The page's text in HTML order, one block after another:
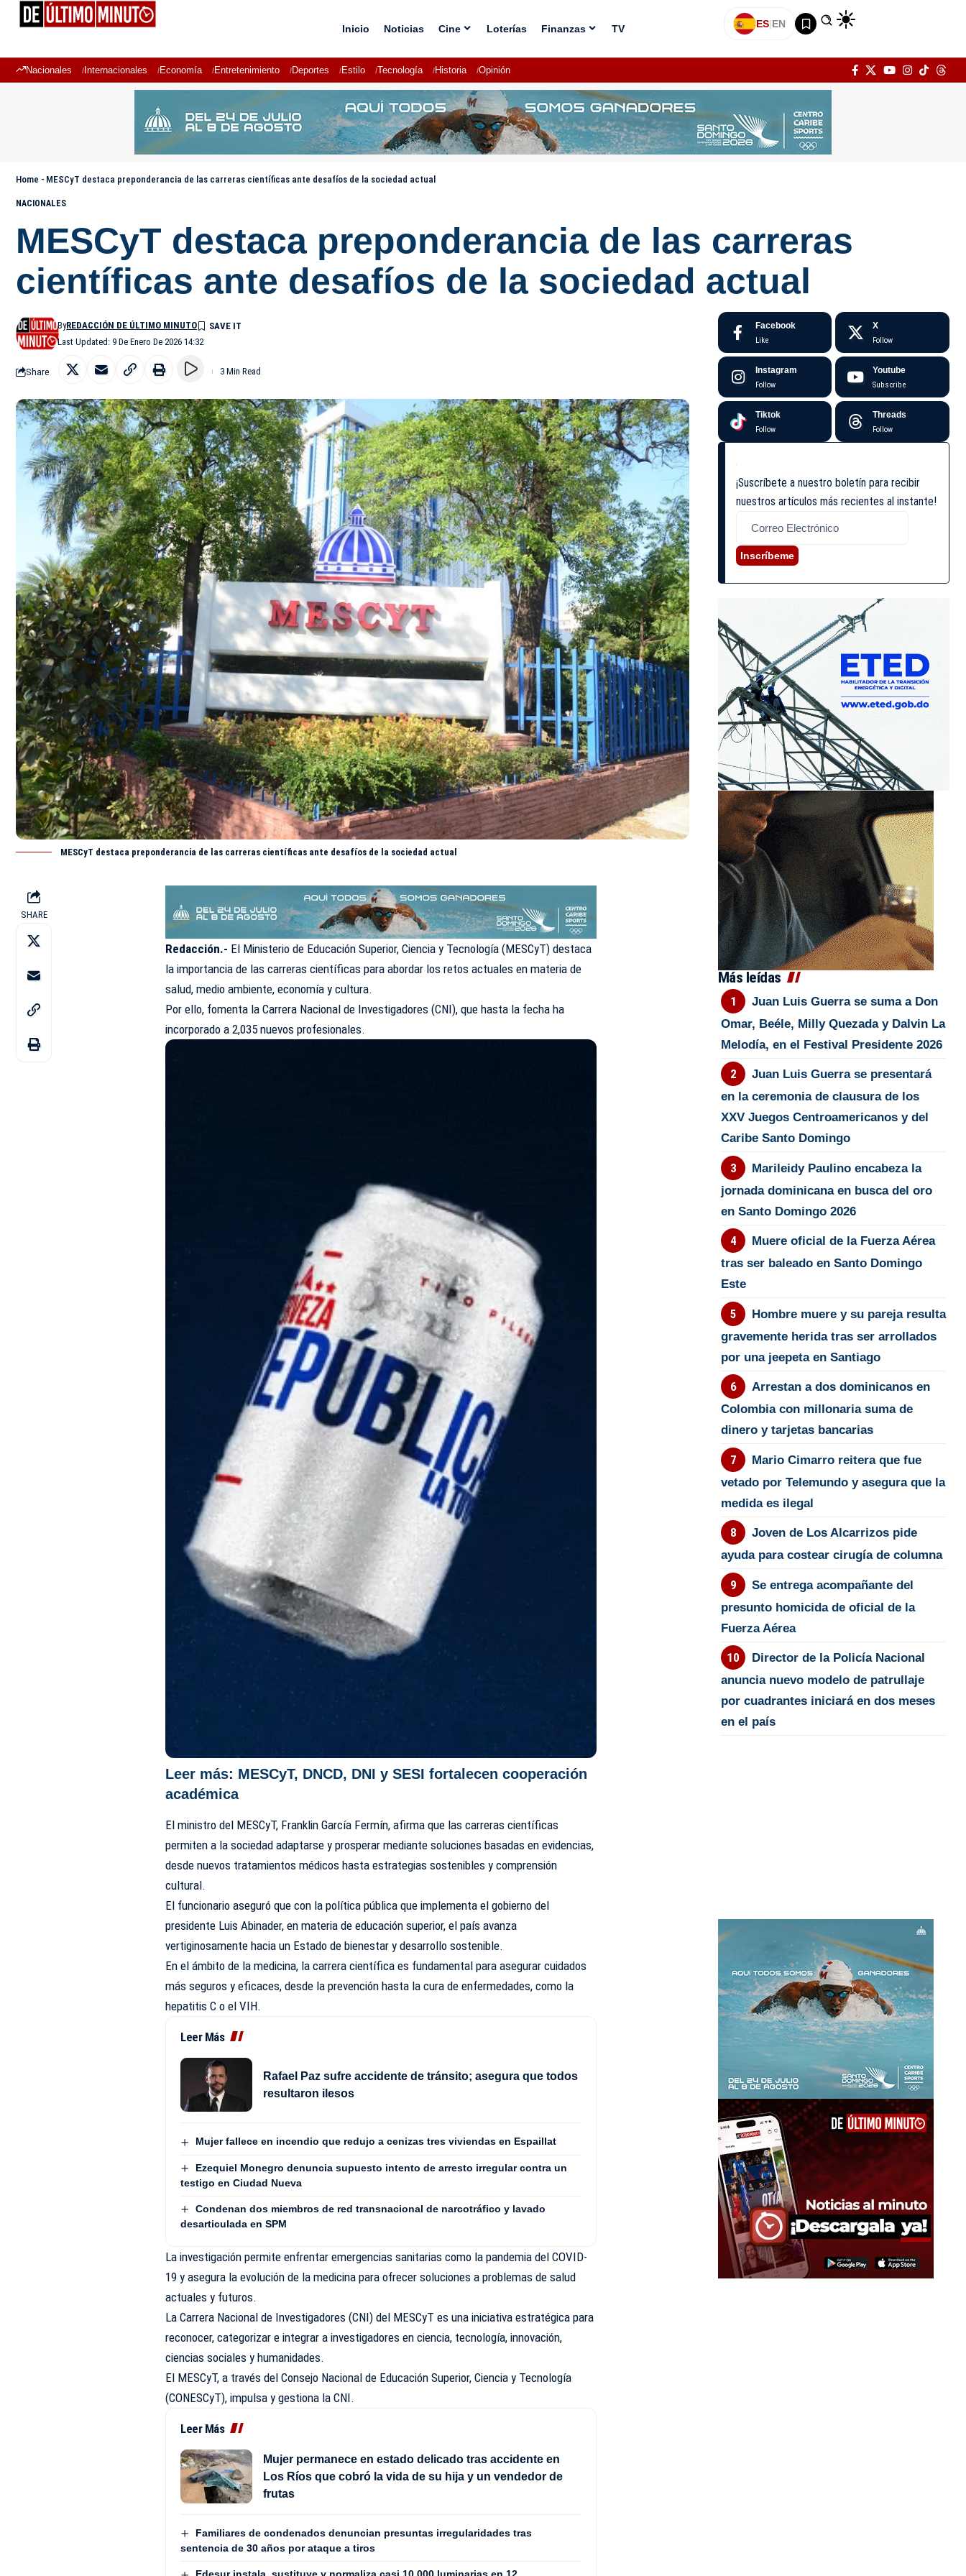
Inicio Noticias Cine Loterías Finanzas TV ES|EN
Nacionales Internacionales Economía Entretenimiento Deportes Estilo Tecnología Historia Opinión
Home - MESCyT destaca preponderancia de las carreras científicas ante desafíos de la sociedad actual
NACIONALES
MESCyT destaca preponderancia de las carreras
científicas ante desafíos de la sociedad actual
Last Updated: 9 De Enero De 2026 14:32
ByREDACCIÓN DE ÚLTIMO MINUTO
Share 3 Min Read
MESCyT destaca preponderancia de las carreras científicas ante desafíos de la sociedad actual
SHARE
Redacción.- El Ministerio de Educación Superior, Ciencia y Tecnología (MESCyT) destaca
la importancia de las carreras científicas para abordar los retos actuales en materia de
salud, medio ambiente, economía y cultura.
Por ello, fomenta la Carrera Nacional de Investigadores (CNI), que hasta la fecha ha
incorporado a 2,035 nuevos profesionales.
Leer más: MESCyT, DNCD, DNI y SESI fortalecen cooperación
académica
El ministro del MESCyT, Franklin García Fermín, afirma que las carreras científicas
permiten a la sociedad adaptarse y prosperar mediante soluciones basadas en evidencias,
desde nuevos tratamientos médicos hasta estrategias sostenibles y comprensión
cultural.
El funcionario aseguró que con la política pública que implementa el gobierno del
presidente Luis Abinader, en materia de educación superior, el país avanza
vertiginosamente hacia un Estado de bienestar y desarrollo sostenible.
En el ámbito de la medicina, la carrera científica es fundamental para asegurar cuidados
más seguros y eficaces, desde la prevención hasta la cura de enfermedades, como la
hepatitis C o el VIH.
Leer Más
Rafael Paz sufre accidente de tránsito; asegura que todos
resultaron ilesos
Mujer fallece en incendio que redujo a cenizas tres viviendas en Espaillat
Ezequiel Monegro denuncia supuesto intento de arresto irregular contra un
testigo en Ciudad Nueva
Condenan dos miembros de red transnacional de narcotráfico y lavado
desarticulada en SPM
La investigación permite enfrentar emergencias sanitarias como la pandemia del COVID-
19 y asegura la evolución de la medicina para ofrecer soluciones a problemas de salud
actuales y futuros.
La Carrera Nacional de Investigadores (CNI) del MESCyT es una iniciativa estratégica para
reconocer, categorizar e integrar a investigadores en ciencia, tecnología, innovación,
ciencias sociales y humanidades.
El MESCyT, a través del Consejo Nacional de Educación Superior, Ciencia y Tecnología
(CONESCyT), impulsa y gestiona la CNI.
Leer Más
Mujer permanece en estado delicado tras accidente en
Los Ríos que cobró la vida de su hija y un vendedor de
frutas
Familiares de condenados denuncian presuntas irregularidades tras
sentencia de 30 años por ataque a tiros
Facebook
Like
X
Follow
Instagram
Follow
Youtube
Subscribe
Tiktok
Follow
Threads
Follow
¡Suscríbete a nuestro boletín para recibir
nuestros artículos más recientes al instante!
Inscríbeme
Más leídas
Juan Luis Guerra se suma a Don
Omar, Beéle, Milly Quezada y Dalvin La
Melodía, en el Festival Presidente 2026
Juan Luis Guerra se presentará
en la ceremonia de clausura de los
XXV Juegos Centroamericanos y del
Caribe Santo Domingo
Marileidy Paulino encabeza la
jornada dominicana en busca del oro
en Santo Domingo 2026
Muere oficial de la Fuerza Aérea
tras ser baleado en Santo Domingo
Este
Hombre muere y su pareja resulta
gravemente herida tras ser arrollados
por una jeepeta en Santiago
Arrestan a dos dominicanos en
Colombia con millonaria suma de
dinero y tarjetas bancarias
Mario Cimarro reitera que fue
vetado por Telemundo y asegura que la
medida es ilegal
Joven de Los Alcarrizos pide
ayuda para costear cirugía de columna
Se entrega acompañante del
presunto homicida de oficial de la
Fuerza Aérea
Director de la Policía Nacional
anuncia nuevo modelo de patrullaje
por cuadrantes iniciará en dos meses
en el país